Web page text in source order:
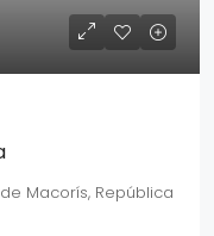
Macorís, República